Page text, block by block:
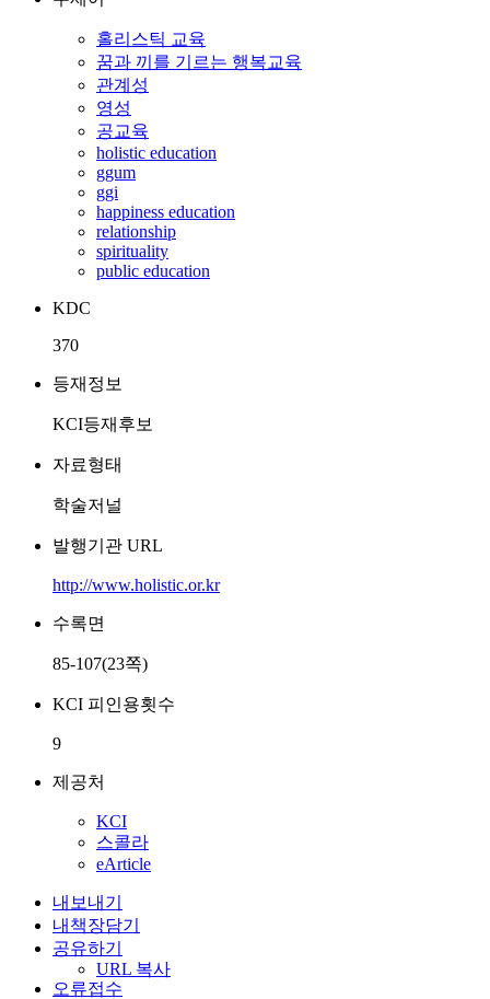
홀리스틱 교육
꿈과 끼를 기르는 행복교육
관계성
영성
공교육
holistic education
ggum
ggi
happiness education
relationship
spirituality
public education
KDC
370
등재정보
KCI등재후보
자료형태
학술저널
발행기관 URL
http://www.holistic.or.kr
수록면
85-107(23쪽)
KCI 피인용횟수
9
제공처
KCI
스콜라
eArticle
내보내기
내책장담기
공유하기
URL 복사
오류접수